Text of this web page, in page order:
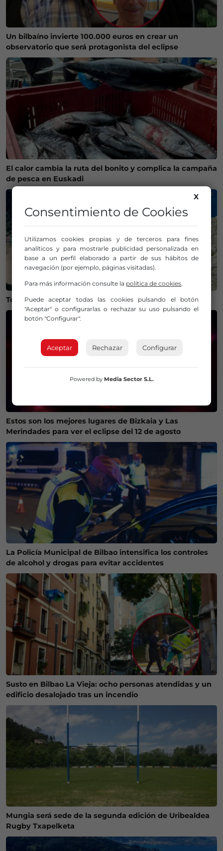
Un bilbaíno invierte 100.000 euros en crear un
observatorio que será protagonista del eclipse
El calor cambia la ruta del bonito y complica la campaña
de pesca en Euskadi
Temperaturas históricas del agua en el Mar Cantábrico
Estos son los mejores lugares de Bizkaia y Las
Merindades para ver el eclipse del 12 de agosto
La Policía Municipal de Bilbao intensifica los controles
de alcohol y drogas para evitar accidentes
Susto en Bilbao La Vieja: ocho personas atendidas y un
edificio desalojado tras un incendio
Mungia será sede de la segunda edición de Uribealdea
Rugby Txapelketa
X
Consentimiento de Cookies
Utilizamos cookies propias y de terceros para fines
analíticos y para mostrarle publicidad personalizada en
base a un perfil elaborado a partir de sus hábitos de
navegación (por ejemplo, páginas visitadas).
Para más información consulte la política de cookies.
Puede aceptar todas las cookies pulsando el botón
"Aceptar" o configurarlas o rechazar su uso pulsando el
botón "Configurar".
Aceptar Rechazar Configurar
Powered by Media Sector S.L.